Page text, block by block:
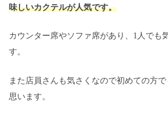
味しいカクテルが人気です。
カウンター席やソファ席があり、1人でも
す。
また店員さんも気さくなので初めての方
思います。